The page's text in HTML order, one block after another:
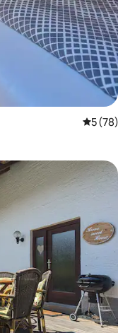
평점 5점(5
5 (78)